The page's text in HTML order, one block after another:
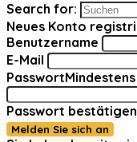
Search for:
Neues Konto
Benutzername
E-Mail
Passwort
Passwort bestätigen
Melden Sie sich an